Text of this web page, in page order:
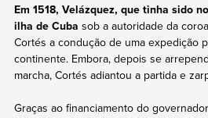
Em 1518, Velázquez, que tinha sido
ilha de Cuba sob a autoridade da
Cortés a condução de uma expedição
continente. Embora, depois se
marcha, Cortés adiantou a partida e
Graças ao financiamento do